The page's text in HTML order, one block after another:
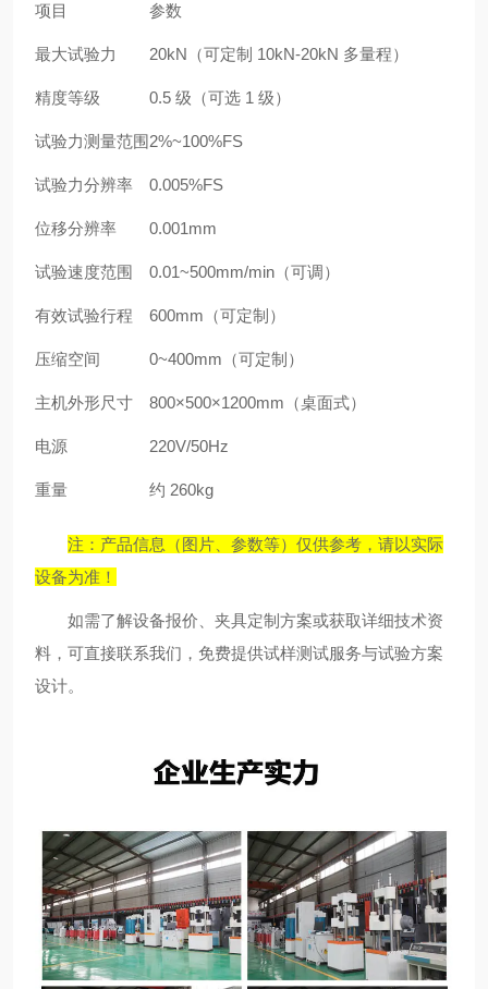
项目 参数
最大试验力 20kN（可定制 10kN-20kN 多量程）
精度等级 0.5 级（可选 1 级）
试验力测量范围 2%~100%FS
试验力分辨率 0.005%FS
位移分辨率 0.001mm
试验速度范围 0.01~500mm/min（可调）
有效试验行程 600mm（可定制）
压缩空间 0~400mm（可定制）
主机外形尺寸 800×500×1200mm（桌面式）
电源 220V/50Hz
重量 约 260kg
注：产品信息（图片、参数等）仅供参考，请以实际
设备为准！
如需了解设备报价、夹具定制方案或获取详细技术资
料，可直接联系我们，免费提供试样测试服务与试验方案
设计。